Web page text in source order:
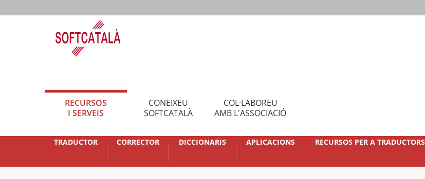
RECURSOS
I SERVEIS
CONEIXEU
SOFTCATALÀ
COL·LABOREU
AMB L'ASSOCIACIÓ
TRADUCTOR CORRECTOR DICCIONARIS APLICACIONS RECURSOS PER A TRADUCTORS